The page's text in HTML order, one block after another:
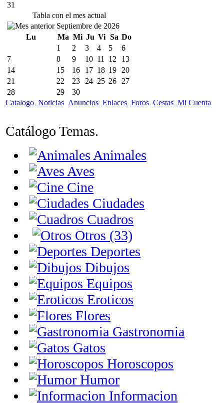
31
Tabla con el mes actual
Septiembre de 2026
Lu
Ma Mi Ju Vi Sa Do
1
2 3 4 5
6
7
8 9 10 11 12
13
14
15 16 17 18 19
20
21
22 23 24 25 26
27
28
29
30
Catalogo Noticias Anuncios Enlaces Foros Cestas Mi Cuenta
Catálogo Temas.
Animales
Aves
Cine
Ciudades
Cuadros
Otros (33)
Deportes
Dibujos
Equipos
Eroticos
Flores
Gastronomia
Gatos
Horoscopos
Humor
Informacion